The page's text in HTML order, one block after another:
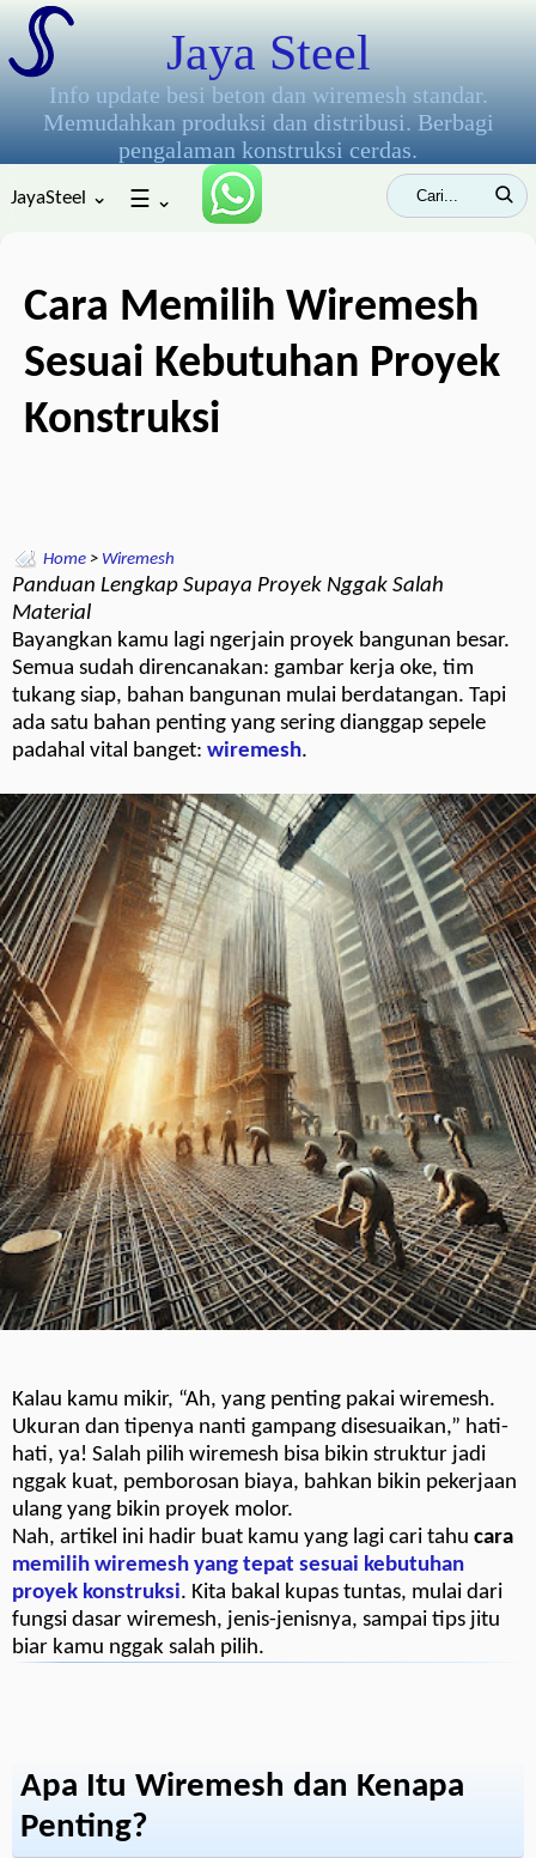
Jaya Steel
Info update besi beton dan wiremesh standar.
Memudahkan produksi dan distribusi. Berbagi
pengalaman konstruksi cerdas.
JayaSteel ⌄ ☰ ⌄
Cara Memilih Wiremesh
Sesuai Kebutuhan Proyek
Konstruksi
Home > Wiremesh
Panduan Lengkap Supaya Proyek Nggak Salah
Material
Bayangkan kamu lagi ngerjain proyek bangunan besar.
Semua sudah direncanakan: gambar kerja oke, tim
tukang siap, bahan bangunan mulai berdatangan. Tapi
ada satu bahan penting yang sering dianggap sepele
padahal vital banget: wiremesh.
Kalau kamu mikir, “Ah, yang penting pakai wiremesh.
Ukuran dan tipenya nanti gampang disesuaikan,” hati-
hati, ya! Salah pilih wiremesh bisa bikin struktur jadi
nggak kuat, pemborosan biaya, bahkan bikin pekerjaan
ulang yang bikin proyek molor.
Nah, artikel ini hadir buat kamu yang lagi cari tahu cara
memilih wiremesh yang tepat sesuai kebutuhan
proyek konstruksi. Kita bakal kupas tuntas, mulai dari
fungsi dasar wiremesh, jenis-jenisnya, sampai tips jitu
biar kamu nggak salah pilih.
Apa Itu Wiremesh dan Kenapa
Penting?